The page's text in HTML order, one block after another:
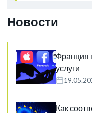
Новости
Франция
услуги
Как